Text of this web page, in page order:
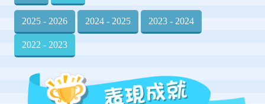
2025 - 2026 2024 - 2025 2023 - 2024
2022 - 2023